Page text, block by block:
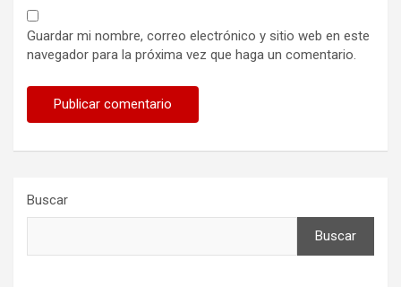
Guardar mi nombre, correo electrónico y sitio web en este
navegador para la próxima vez que haga un comentario.
Buscar
Buscar